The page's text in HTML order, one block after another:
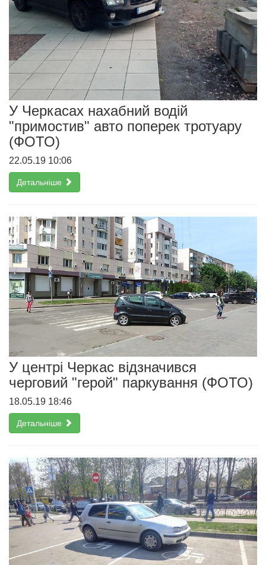
У Черкасах нахабний водій
"примостив" авто поперек тротуару
(ФОТО)
22.05.19 10:06
Детальніше
У центрі Черкас відзначився
черговий "герой" паркування (ФОТО)
18.05.19 18:46
Детальніше